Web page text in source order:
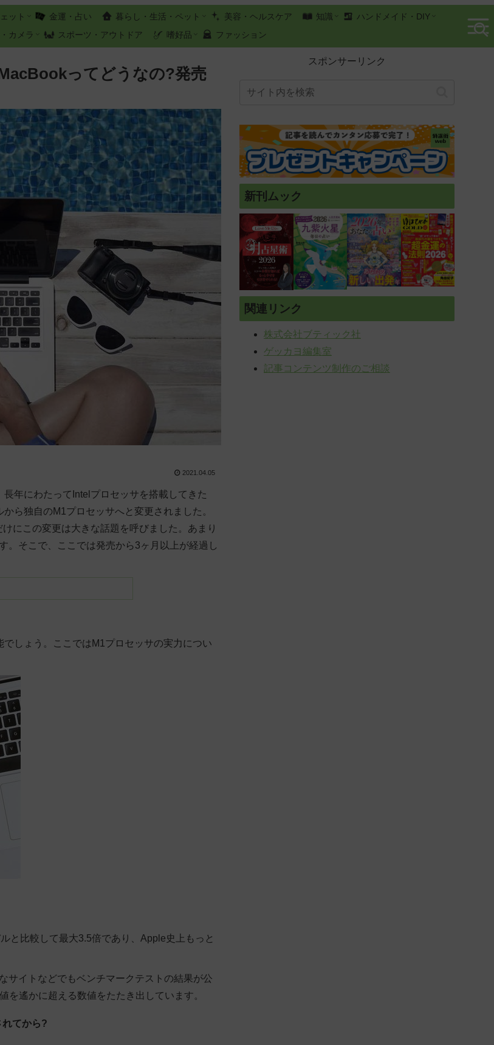
ット 金運・占い 暮らし・生活・ペット 美容・ヘルスケア 知識
ハンドメイド・DIY
カメラ スポーツ・アウトドア 嗜好品 ファッション
ってどうなの?発売
2021.04.05
年にわたってIntelプロセッサを搭載してきた
ら独自のM1プロセッサへと変更されました。
にこの変更は大きな話題を呼びました。あまり
。そこで、ここでは発売から3ヶ月以上が経過し
しょう。ここではM1プロセッサの実力につい
と比較して最大3.5倍であり、Apple史上もっと
サイトなどでもベンチマークテストの結果が公
遙かに超える数値をたたき出しています。
れてから?
スポンサーリンク
新刊ムック
関連リンク
株式会社ブティック社
ゲッカヨ編集室
記事コンテンツ制作のご相談